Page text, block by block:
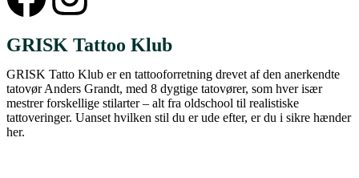
GRISK Tattoo Klub
GRISK Tatto Klub er en tattooforretning drevet af den anerkendte
tatovør Anders Grandt, med 8 dygtige tatovører, som hver især
mestrer forskellige stilarter – alt fra oldschool til realistiske
tattoveringer. Uanset hvilken stil du er ude efter, er du i sikre hænder
her.